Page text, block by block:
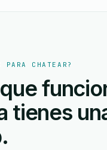
CHATEAR?
tienes